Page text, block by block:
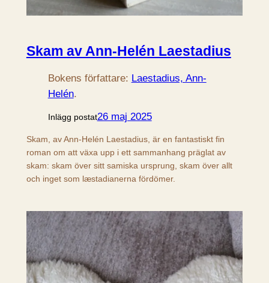
Skam av Ann-Helén Laestadius
Bokens författare: Laestadius, Ann-
Helén.
Inlägg postat26 maj 2025
Skam, av Ann-Helén Laestadius, är en fantastiskt fin
roman om att växa upp i ett sammanhang präglat av
skam: skam över sitt samiska ursprung, skam över allt
och inget som læstadianerna fördömer.